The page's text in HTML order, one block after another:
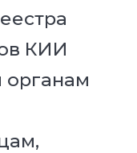
КИИ
органам